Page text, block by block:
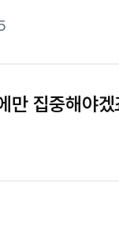
만 집중해야겠